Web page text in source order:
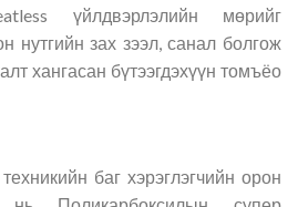
үйлдвэрлэлийн мөрийг
нутгийн зах зээл, санал болгож
хангасан бүтээгдэхүүн томъёо
баг хэрэглэгчийн орон